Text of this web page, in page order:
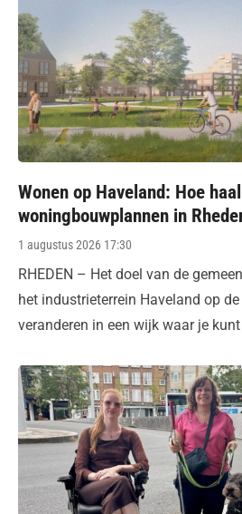
Wonen op Haveland: Hoe
woningbouwplannen in
Posted
1 augustus 2026 17:30
RHEDEN – Het doel van de
het industrieterrein Haveland op
veranderen in een wijk waar je